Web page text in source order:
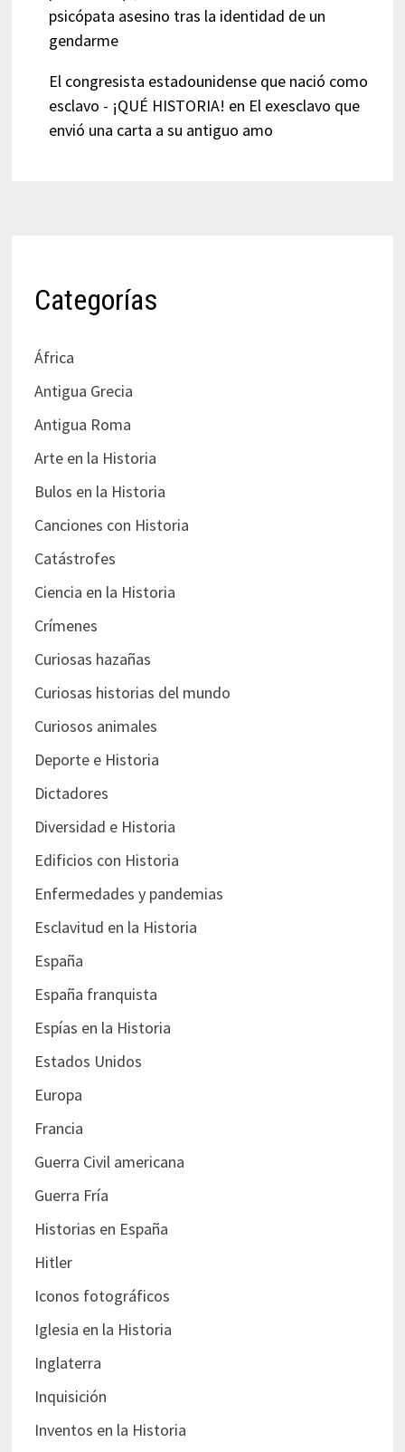
psicópata asesino tras la identidad de un
gendarme
El congresista estadounidense que nació como
esclavo - ¡QUÉ HISTORIA! en El exesclavo que
envió una carta a su antiguo amo
Categorías
África
Antigua Grecia
Antigua Roma
Arte en la Historia
Bulos en la Historia
Canciones con Historia
Catástrofes
Ciencia en la Historia
Crímenes
Curiosas hazañas
Curiosas historias del mundo
Curiosos animales
Deporte e Historia
Dictadores
Diversidad e Historia
Edificios con Historia
Enfermedades y pandemias
Esclavitud en la Historia
España
España franquista
Espías en la Historia
Estados Unidos
Europa
Francia
Guerra Civil americana
Guerra Fría
Historias en España
Hitler
Iconos fotográficos
Iglesia en la Historia
Inglaterra
Inquisición
Inventos en la Historia